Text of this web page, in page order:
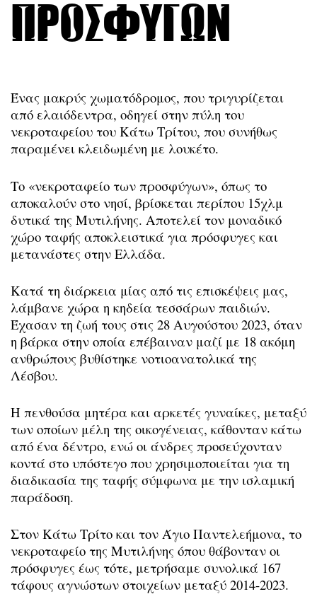
προσφύγων
Ένας μακρύς χωματόδρομος, που τριγυρίζεται
από ελαιόδεντρα, οδηγεί στην πύλη του
νεκροταφείου του Κάτω Τρίτου, που συνήθως
παραμένει κλειδωμένη με λουκέτο.
Το «νεκροταφείο των προσφύγων», όπως το
αποκαλούν στο νησί, βρίσκεται περίπου 15χλμ
δυτικά της Μυτιλήνης. Αποτελεί τον μοναδικό
χώρο ταφής αποκλειστικά για πρόσφυγες και
μετανάστες στην Ελλάδα.
Κατά τη διάρκεια μίας από τις επισκέψεις μας,
λάμβανε χώρα η κηδεία τεσσάρων παιδιών.
Έχασαν τη ζωή τους στις 28 Αυγούστου 2023, όταν
η βάρκα στην οποία επέβαιναν μαζί με 18 ακόμη
ανθρώπους βυθίστηκε νοτιοανατολικά της
Λέσβου.
Η πενθούσα μητέρα και αρκετές γυναίκες, μεταξύ
των οποίων μέλη της οικογένειας, κάθονταν κάτω
από ένα δέντρο, ενώ οι άνδρες προσεύχονταν
κοντά στο υπόστεγο που χρησιμοποιείται για τη
διαδικασία της ταφής σύμφωνα με την ισλαμική
παράδοση.
Στον Κάτω Τρίτο και τον Άγιο Παντελεήμονα, το
νεκροταφείο της Μυτιλήνης όπου θάβονταν οι
πρόσφυγες έως τότε, μετρήσαμε συνολικά 167
τάφους αγνώστων στοιχείων μεταξύ 2014-2023.